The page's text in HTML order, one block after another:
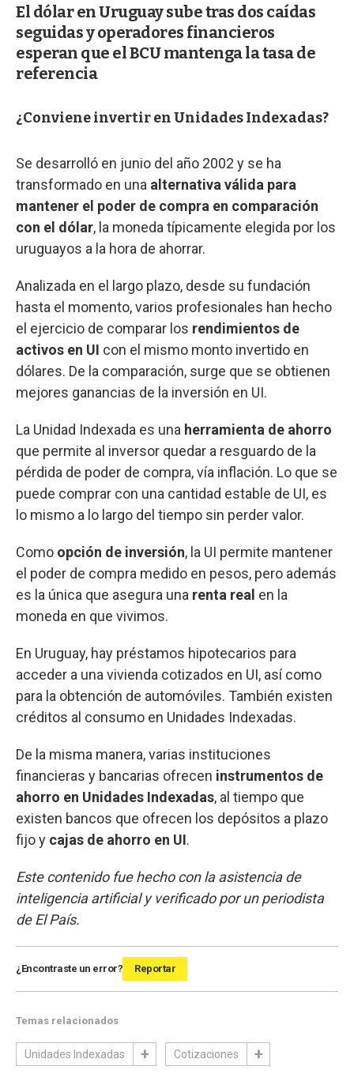
El dólar en Uruguay sube tras dos caídas
seguidas y operadores financieros
esperan que el BCU mantenga la tasa de
referencia
¿Conviene invertir en Unidades Indexadas?
Se desarrolló en junio del año 2002 y se ha
transformado en una alternativa válida para
mantener el poder de compra en comparación
con el dólar, la moneda típicamente elegida por los
uruguayos a la hora de ahorrar.
Analizada en el largo plazo, desde su fundación
hasta el momento, varios profesionales han hecho
el ejercicio de comparar los rendimientos de
activos en UI con el mismo monto invertido en
dólares. De la comparación, surge que se obtienen
mejores ganancias de la inversión en UI.
La Unidad Indexada es una herramienta de ahorro
que permite al inversor quedar a resguardo de la
pérdida de poder de compra, vía inflación. Lo que se
puede comprar con una cantidad estable de UI, es
lo mismo a lo largo del tiempo sin perder valor.
Como opción de inversión, la UI permite mantener
el poder de compra medido en pesos, pero además
es la única que asegura una renta real en la
moneda en que vivimos.
En Uruguay, hay préstamos hipotecarios para
acceder a una vivienda cotizados en UI, así como
para la obtención de automóviles. También existen
créditos al consumo en Unidades Indexadas.
De la misma manera, varias instituciones
financieras y bancarias ofrecen instrumentos de
ahorro en Unidades Indexadas, al tiempo que
existen bancos que ofrecen los depósitos a plazo
fijo y cajas de ahorro en UI.
Este contenido fue hecho con la asistencia de
inteligencia artificial y verificado por un periodista
de El País.
¿Encontraste un error? Reportar
Temas relacionados
Unidades Indexadas Cotizaciones